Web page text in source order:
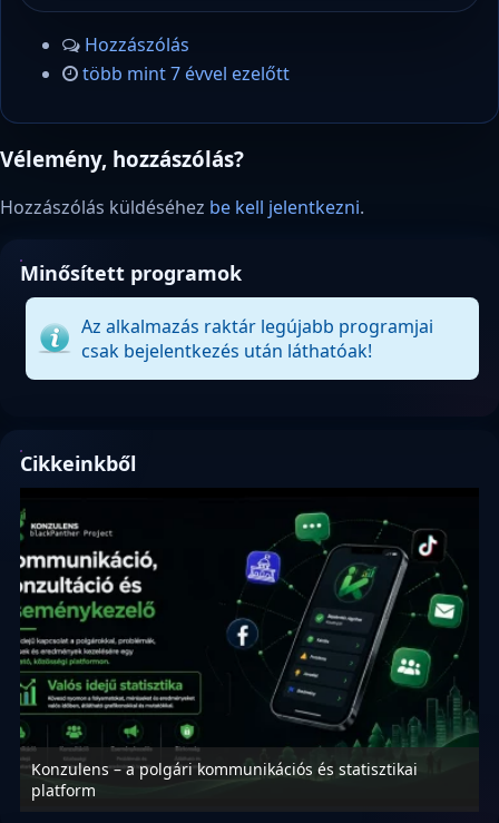
Hozzászólás
több mint 7 évvel ezelőtt
Vélemény, hozzászólás?
Hozzászólás küldéséhez be kell jelentkezni.
Minősített programok
Az alkalmazás raktár legújabb programjai
csak bejelentkezés után láthatóak!
Cikkeinkből
Konzulens – a polgári kommunikációs és statisztikai
platform